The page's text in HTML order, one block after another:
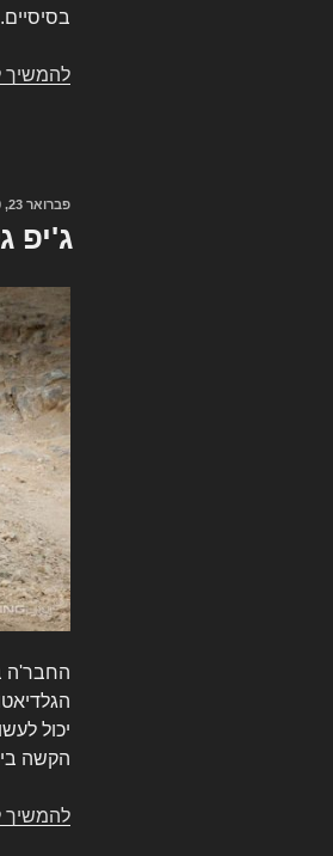
בסיסיים.
להמשיך
פורסם
פברואר 23, 2019
ג'יפ
החבר'ה
יכול
הקשה
להמשיך